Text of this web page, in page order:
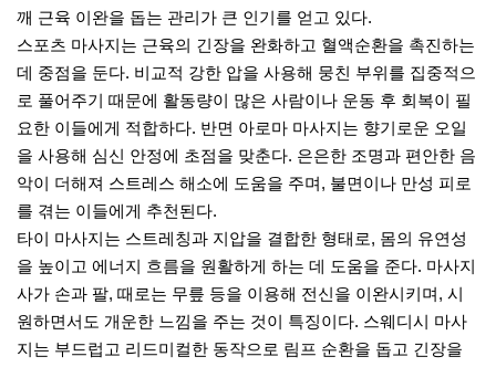
깨 근육 이완을 돕는 관리가 큰 인기를 얻고 있다.
스포츠 마사지는 근육의 긴장을 완화하고 혈액순환을 촉진하는
데 중점을 둔다. 비교적 강한 압을 사용해 뭉친 부위를 집중적으
로 풀어주기 때문에 활동량이 많은 사람이나 운동 후 회복이 필
요한 이들에게 적합하다. 반면 아로마 마사지는 향기로운 오일
을 사용해 심신 안정에 초점을 맞춘다. 은은한 조명과 편안한 음
악이 더해져 스트레스 해소에 도움을 주며, 불면이나 만성 피로
를 겪는 이들에게 추천된다.
타이 마사지는 스트레칭과 지압을 결합한 형태로, 몸의 유연성
을 높이고 에너지 흐름을 원활하게 하는 데 도움을 준다. 마사지
사가 손과 팔, 때로는 무릎 등을 이용해 전신을 이완시키며, 시
원하면서도 개운한 느낌을 주는 것이 특징이다. 스웨디시 마사
지는 부드럽고 리드미컬한 동작으로 림프 순환을 돕고 긴장을